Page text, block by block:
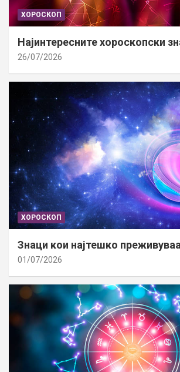
ХОРОСКОП
Најинтересните хороскопски
26/07/2026
ХОРОСКОП
Знаци кои најтешко
01/07/2026